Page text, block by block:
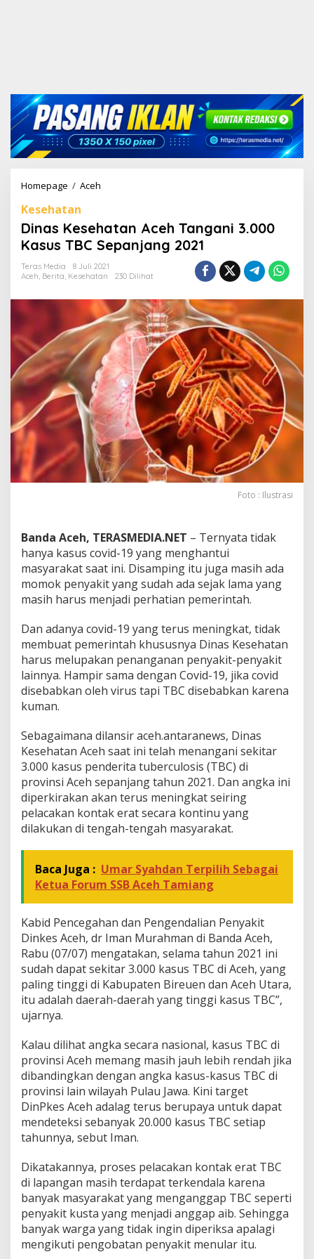
Homepage / Aceh
a
s
K
e
s
h
a
t
A
c
e
h
T
a
n
g
a
n
0
0
K
a
s
u
T
B
S
e
p
j
a
n
g
2
0
2
1
Kesehatan
Dinas Kesehatan Aceh Tangani 3.000
Kasus TBC Sepanjang 2021
Teras Media
8 Juli 2021
Aceh, Berita, Kesehatan 230 Dilihat
Foto : Ilustrasi
Banda Aceh, TERASMEDIA.NET – Ternyata tidak
hanya kasus covid-19 yang menghantui
masyarakat saat ini. Disamping itu juga masih ada
momok penyakit yang sudah ada sejak lama yang
masih harus menjadi perhatian pemerintah.
Dan adanya covid-19 yang terus meningkat, tidak
membuat pemerintah khususnya Dinas Kesehatan
harus melupakan penanganan penyakit-penyakit
lainnya. Hampir sama dengan Covid-19, jika covid
disebabkan oleh virus tapi TBC disebabkan karena
kuman.
Sebagaimana dilansir aceh.antaranews, Dinas
Kesehatan Aceh saat ini telah menangani sekitar
3.000 kasus penderita tuberculosis (TBC) di
provinsi Aceh sepanjang tahun 2021. Dan angka ini
diperkirakan akan terus meningkat seiring
pelacakan kontak erat secara kontinu yang
dilakukan di tengah-tengah masyarakat.
Baca Juga : Umar Syahdan Terpilih Sebagai
Ketua Forum SSB Aceh Tamiang
Kabid Pencegahan dan Pengendalian Penyakit
Dinkes Aceh, dr Iman Murahman di Banda Aceh,
Rabu (07/07) mengatakan, selama tahun 2021 ini
sudah dapat sekitar 3.000 kasus TBC di Aceh, yang
paling tinggi di Kabupaten Bireuen dan Aceh Utara,
itu adalah daerah-daerah yang tinggi kasus TBC”,
ujarnya.
Kalau dilihat angka secara nasional, kasus TBC di
provinsi Aceh memang masih jauh lebih rendah jika
dibandingkan dengan angka kasus-kasus TBC di
provinsi lain wilayah Pulau Jawa. Kini target
DinPkes Aceh adalag terus berupaya untuk dapat
mendeteksi sebanyak 20.000 kasus TBC setiap
tahunnya, sebut Iman.
Dikatakannya, proses pelacakan kontak erat TBC
di lapangan masih terdapat terkendala karena
banyak masyarakat yang menganggap TBC seperti
penyakit kusta yang menjadi anggap aib. Sehingga
banyak warga yang tidak ingin diperiksa apalagi
mengikuti pengobatan penyakit menular itu.